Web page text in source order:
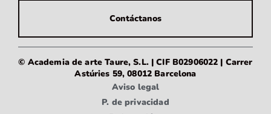
Contáctanos
© Academia de arte Taure, S.L. | CIF B02906022 | Carrer
Astúries 59, 08012 Barcelona
Aviso legal
P. de privacidad